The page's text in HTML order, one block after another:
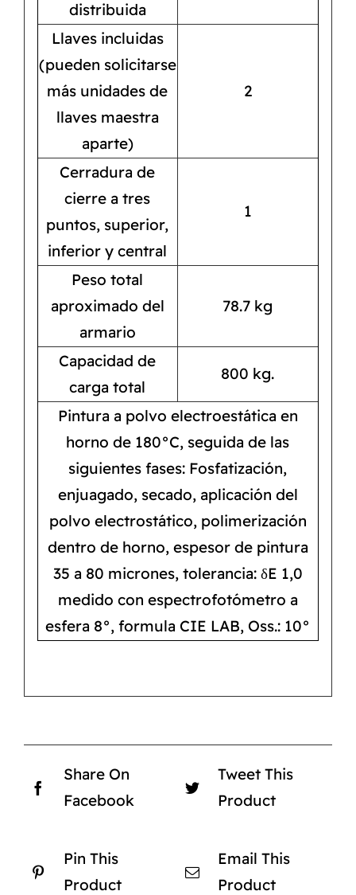
distribuida
Llaves incluidas
(pueden solicitarse
más unidades de
llaves maestra
aparte)
2
Cerradura de
cierre a tres
puntos, superior,
inferior y central
1
Peso total
aproximado del
armario
78.7 kg
Capacidad de
carga total
800 kg.
Pintura a polvo electroestática en
horno de 180°C, seguida de las
siguientes fases: Fosfatización,
enjuagado, secado, aplicación del
polvo electrostático, polimerización
dentro de horno, espesor de pintura
35 a 80 micrones, tolerancia: δE 1,0
medido con espectrofotómetro a
esfera 8°, formula CIE LAB, Oss.: 10°
Share On
Facebook
Tweet This
Product
Pin This
Product
Email This
Product